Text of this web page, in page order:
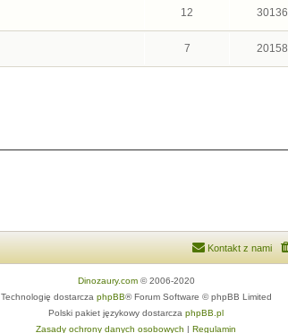
12 30136
7 20158
Kontakt z nami
Dinozaury.com© 2006-2020
Technologię dostarcza phpBB® Forum Software © phpBB Limited
Polski pakiet językowy dostarcza phpBB.pl
Zasady ochrony danych osobowych | Regulamin